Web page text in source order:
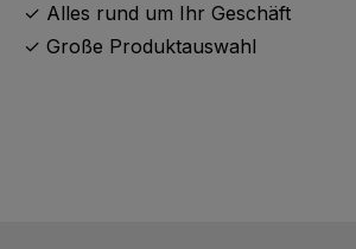
✓ Alles rund um Ihr Geschäft
✓ Große Produktauswahl